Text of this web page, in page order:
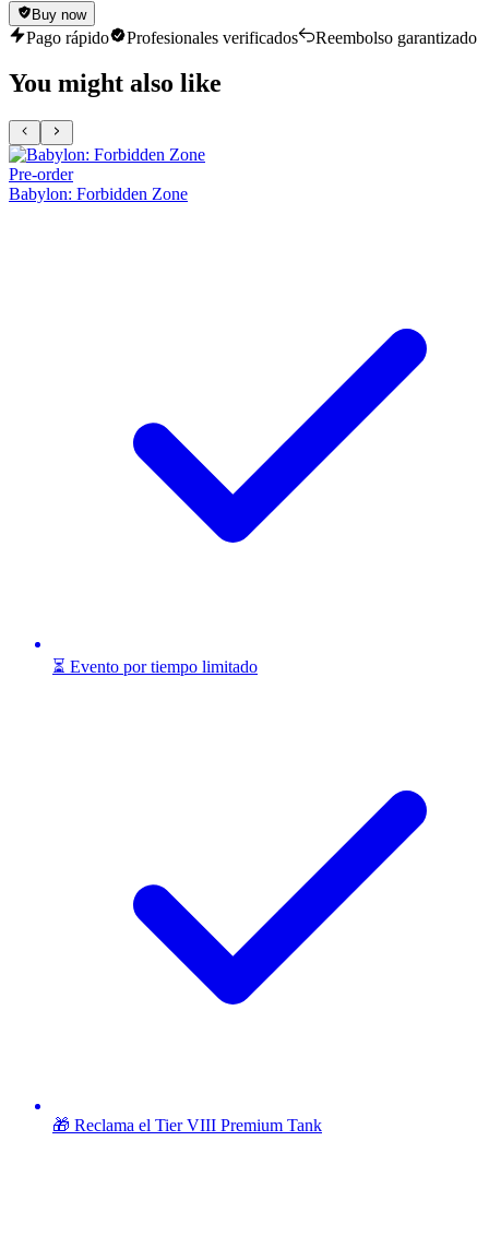
Buy now
Pago rápido Profesionales verificados Reembolso garantizado
You might also like
Pre-order
Babylon: Forbidden Zone
⏳ Evento por tiempo limitado
🎁 Reclama el Tier VIII Premium Tank